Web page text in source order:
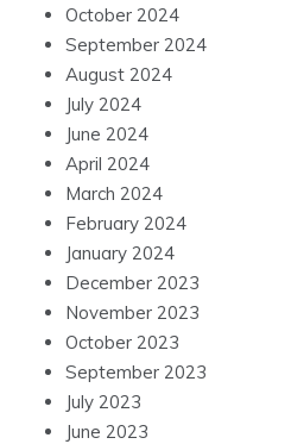
October 2024
September 2024
August 2024
July 2024
June 2024
April 2024
March 2024
February 2024
January 2024
December 2023
November 2023
October 2023
September 2023
July 2023
June 2023